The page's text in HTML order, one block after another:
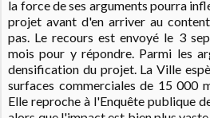
la force de ses arguments pourra
projet avant d'en arriver au
pas. Le recours est envoyé le 3
mois pour y répondre. Parmi les
densification du projet. La Ville
surfaces commerciales de 15 000
Elle reproche à l'Enquête publique